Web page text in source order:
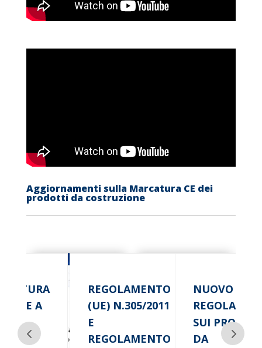
Aggiornamenti sulla Marcatura CE dei
prodotti da costruzione
A
REGOLAMENTO
(UE) N.305/2011
E
REGOLAMENTO
NUOVO
SUI
DA